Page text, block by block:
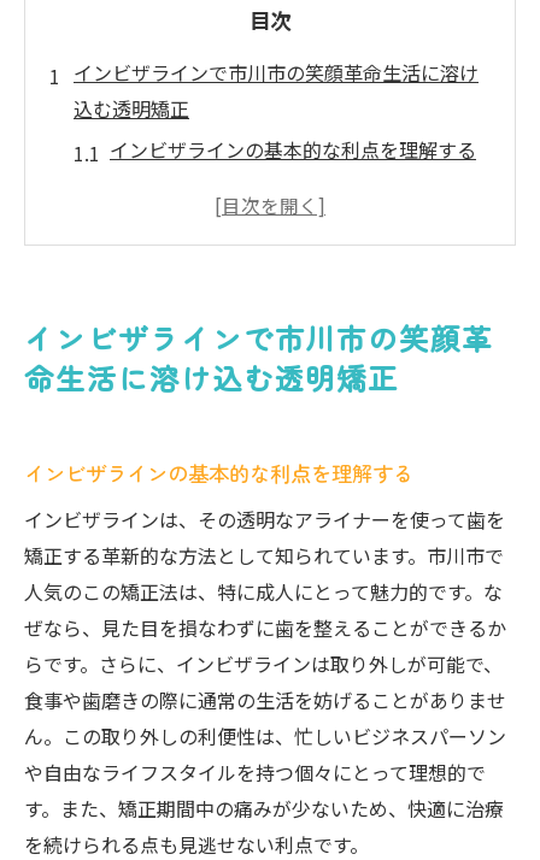
目次
インビザラインで市川市の笑顔革命生活に溶け
込む透明矯正
インビザラインの基本的な利点を理解する
透明矯正が提供する自然な美しさ
市川市の患者が選ぶ理由
市川市でインビザラインを始める理由透明な選
インビザラインが提供する透明な選択肢
市川市でのインビザライン人気の背景
生活に溶け込む矯正方法の魅力
インビザラインによる自信の向上
市川市の患者の声から学ぶ
矯正の新しいトレンドを理解する
インビザラインと市川市での矯正体験笑顔の変
化を実感せよ
市川市でインビザラインを選ぶ理由
治療過程での変化を追う
インビザラインで市川市の笑顔革
命生活に溶け込む透明矯正
インビザラインの基本的な利点を理解する
インビザラインは、その透明なアライナーを使って歯を
矯正する革新的な方法として知られています。市川市で
人気のこの矯正法は、特に成人にとって魅力的です。な
ぜなら、見た目を損なわずに歯を整えることができるか
らです。さらに、インビザラインは取り外しが可能で、
食事や歯磨きの際に通常の生活を妨げることがありませ
ん。この取り外しの利便性は、忙しいビジネスパーソン
や自由なライフスタイルを持つ個々にとって理想的で
す。また、矯正期間中の痛みが少ないため、快適に治療
を続けられる点も見逃せない利点です。